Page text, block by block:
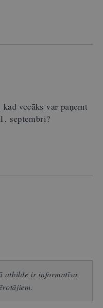
vecāks var paņemt
septembri?
atbilde ir informatīva